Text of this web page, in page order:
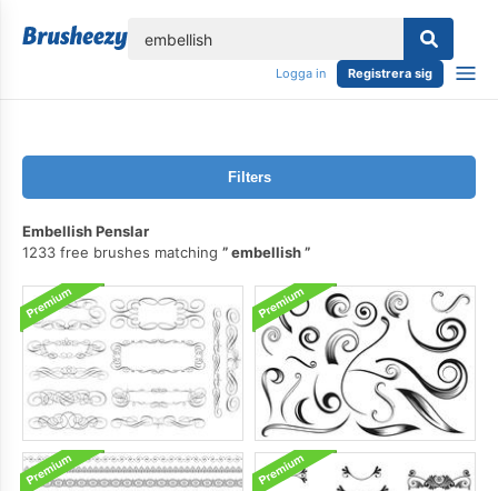
Logga in Registrera sig
Filters
Embellish Penslar
1233 free brushes matching
embellish